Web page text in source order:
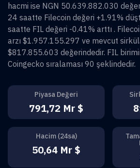
hacmi ise NGN 50.639.882.030
24 saatte Filecoin değeri +1.91%
saatte FIL değeri -0.41% arttı .
arzı $1.957.155.297 ve mevcut
$817.855.603 değerindedir. FIL
Coingecko sıralaması 90 şeklindedir.
Piyasa Değeri
791,72 Mr $
Hacim (24sa)
50,64 Mr $